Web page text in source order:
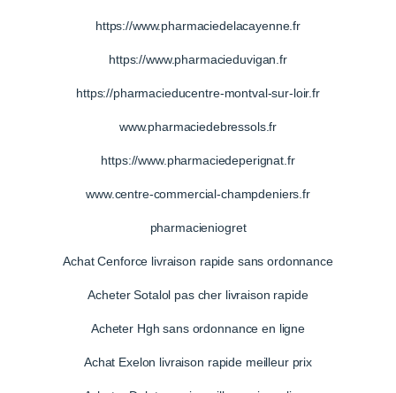
https://www.pharmaciedelacayenne.fr
https://www.pharmacieduvigan.fr
https://pharmacieducentre-montval-sur-loir.fr
www.pharmaciedebressols.fr
https://www.pharmaciedeperignat.fr
www.centre-commercial-champdeniers.fr
pharmacieniogret
Achat Cenforce livraison rapide sans ordonnance
Acheter Sotalol pas cher livraison rapide
Acheter Hgh sans ordonnance en ligne
Achat Exelon livraison rapide meilleur prix